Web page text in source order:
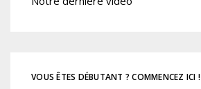
VOUS ÊTES DÉBUTANT ? COMMENCEZ ICI !